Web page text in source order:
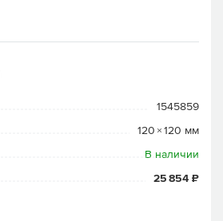
1545859
120 × 120 мм
В наличии
25 854 ₽